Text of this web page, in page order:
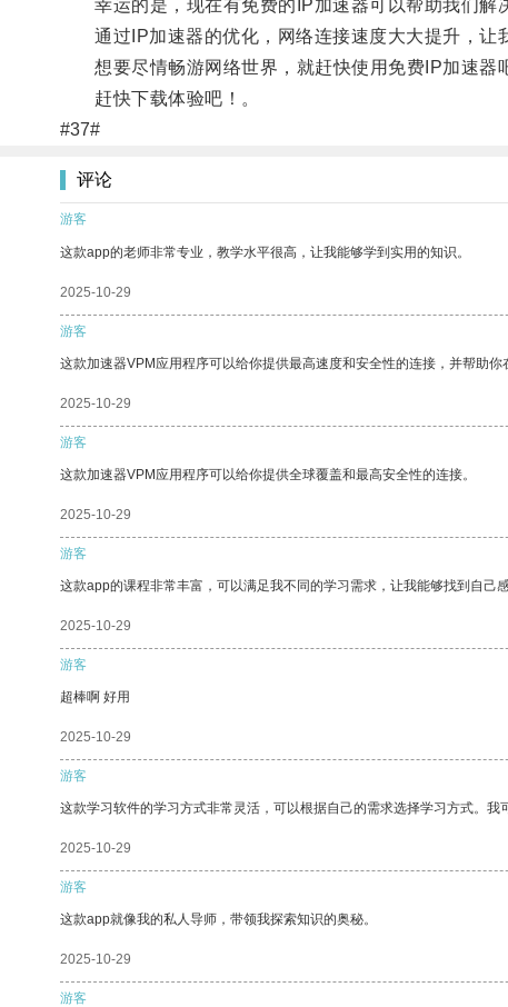
幸运的是，现在有免费的IP加速器可以帮助我们解
通过IP加速器的优化，网络连接速度大大提升，让
想要尽情畅游网络世界，就赶快使用免费IP加速器
赶快下载体验吧！。
#37#
评论
游客
这款app的老师非常专业，教学水平很高，让我能够学到实用的知识。
2025-10-29
游客
这款加速器VPM应用程序可以给你提供最高速度和安全性的连接，并帮助你
2025-10-29
游客
这款加速器VPM应用程序可以给你提供全球覆盖和最高安全性的连接。
2025-10-29
游客
这款app的课程非常丰富，可以满足我不同的学习需求，让我能够找到自己感
2025-10-29
游客
超棒啊 好用
2025-10-29
游客
这款学习软件的学习方式非常灵活，可以根据自己的需求选择学习方式。我
2025-10-29
游客
这款app就像我的私人导师，带领我探索知识的奥秘。
2025-10-29
游客